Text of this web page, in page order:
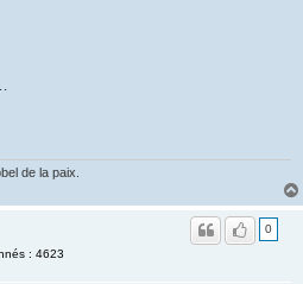
de la paix.
: 4623
0